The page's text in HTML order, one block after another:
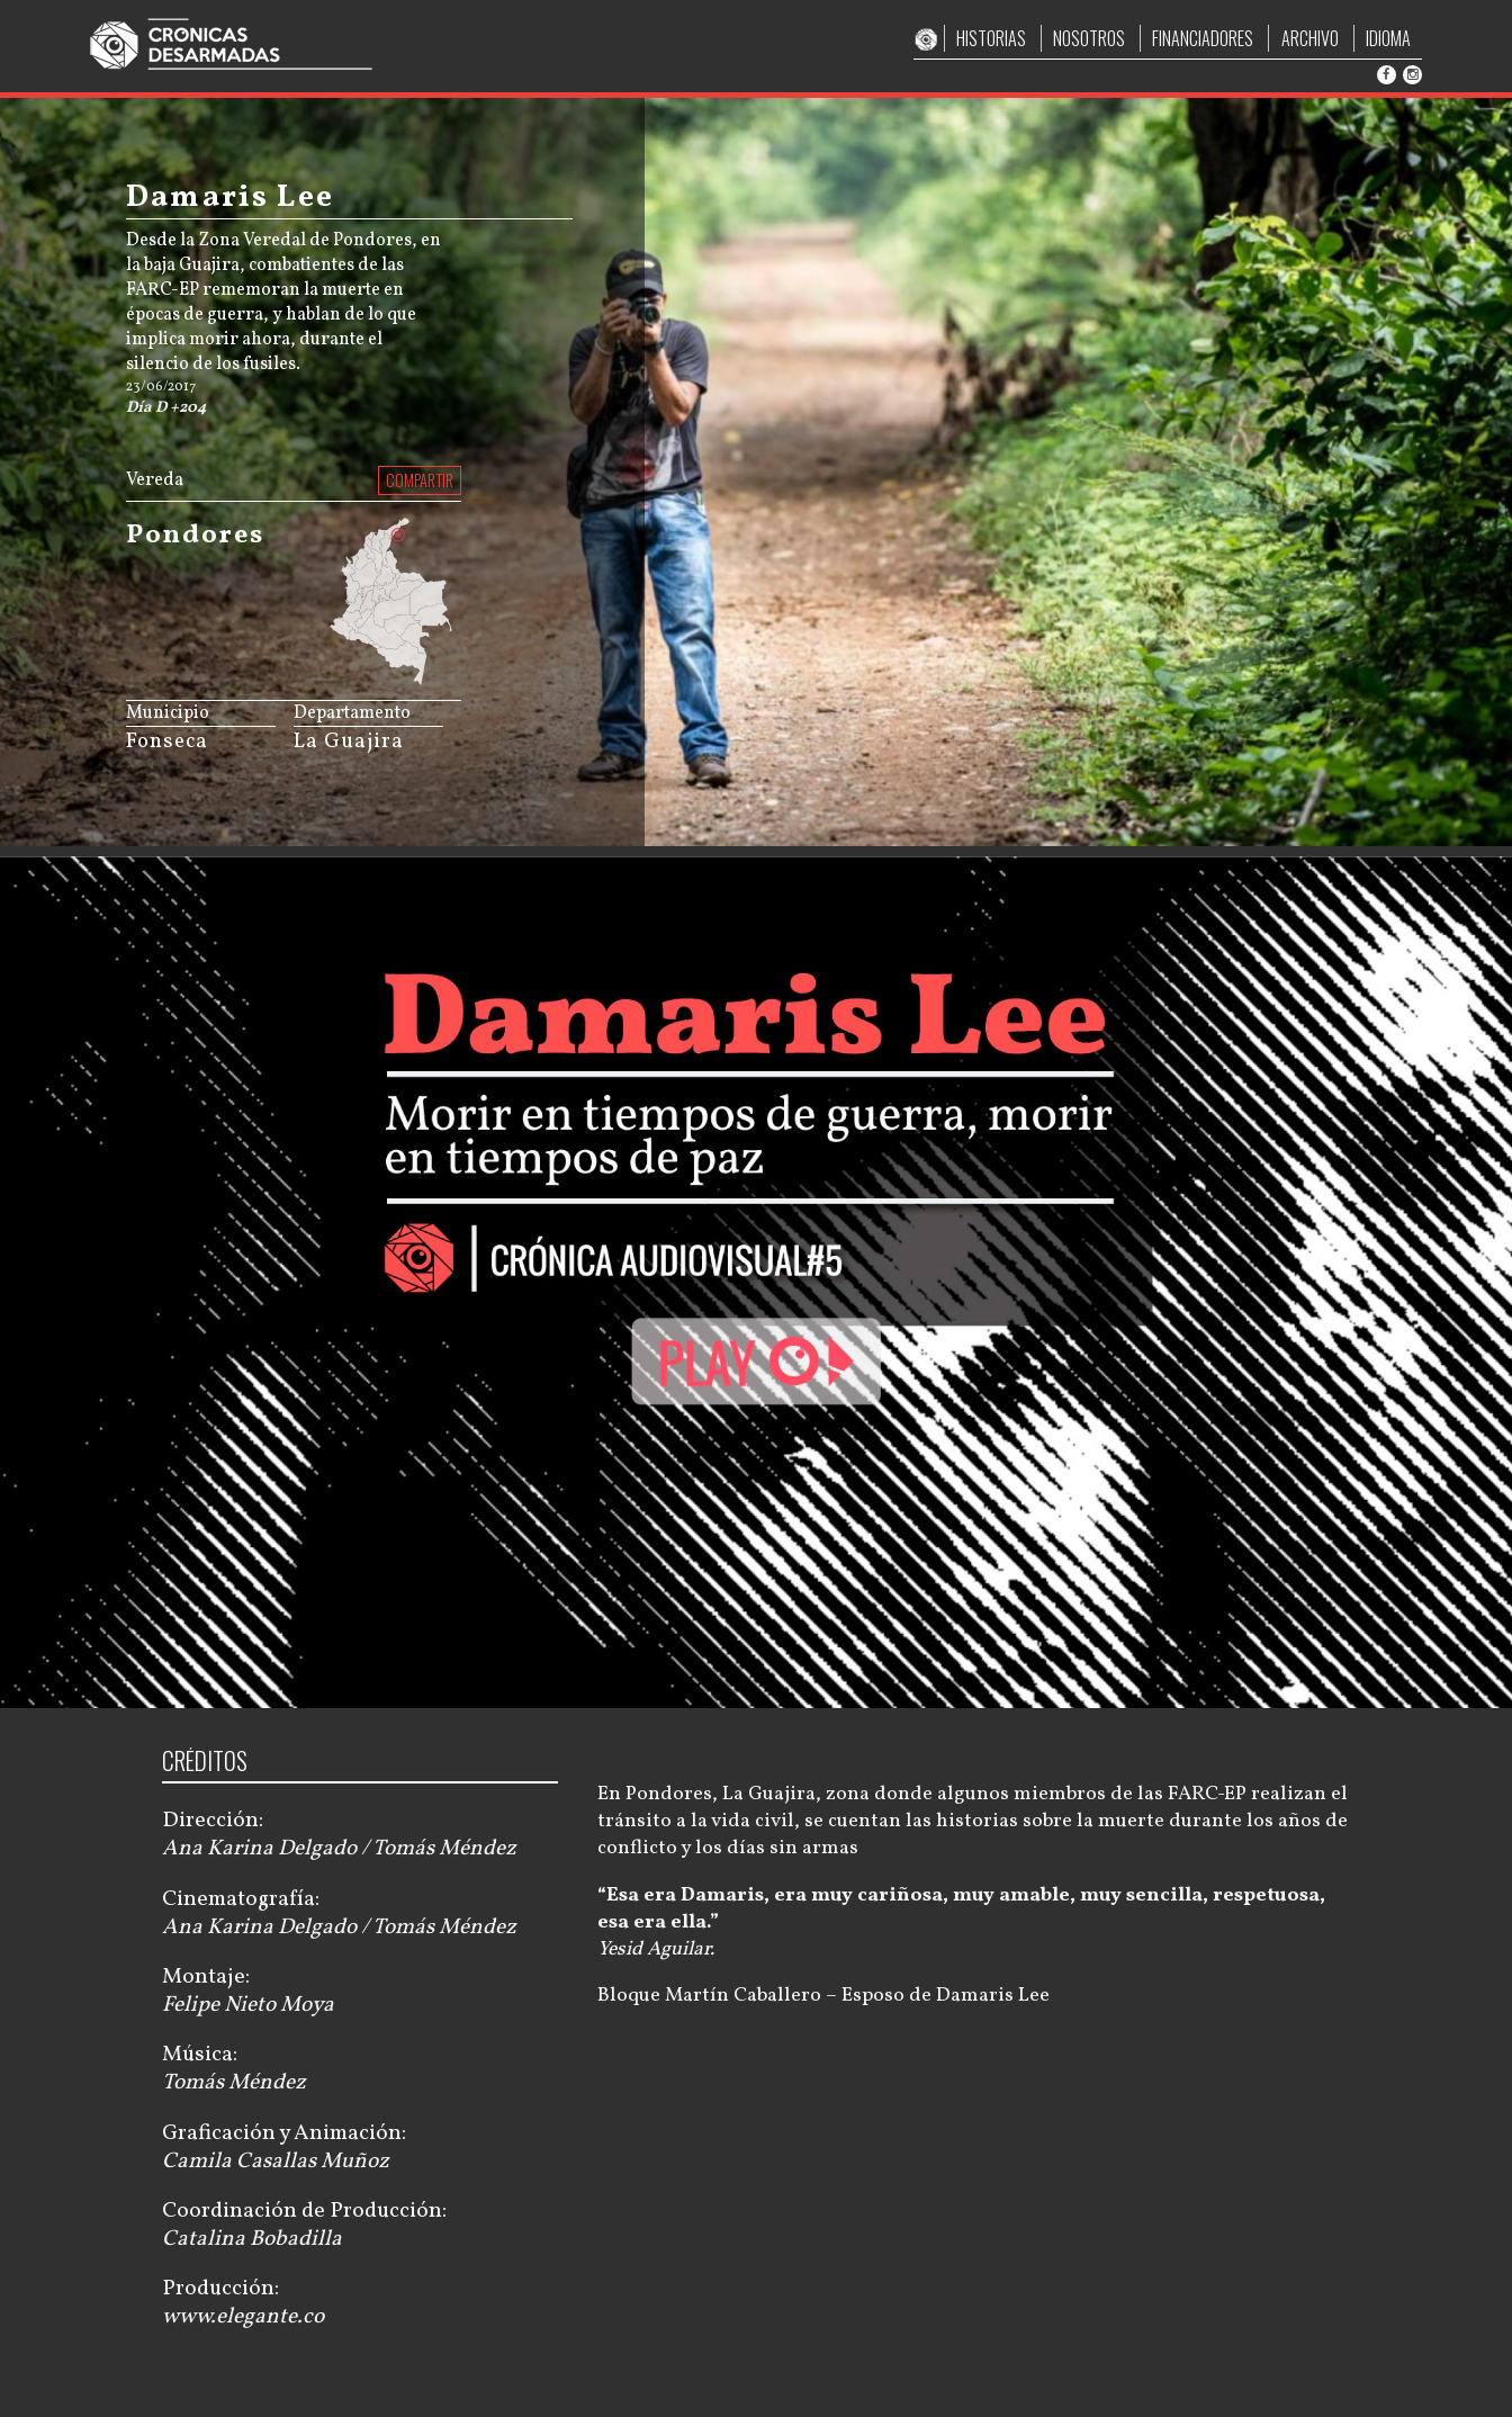
HISTORIAS NOSOTROS FINANCIADORES ARCHIVO IDIOMA
Damaris Lee
Desde la Zona Veredal de Pondores, en
la baja Guajira, combatientes de las
FARC-EP rememoran la muerte en
épocas de guerra, y hablan de lo que
implica morir ahora, durante el
silencio de los fusiles.
23/06/2017
Día D +204
Vereda COMPARTIR
Pondores
JS map by amCharts
Municipio
Fonseca
Departamento
La Guajira
CRÉDITOS
Dirección:
Ana Karina Delgado / Tomás Méndez
Cinematografía:
Ana Karina Delgado / Tomás Méndez
Montaje:
Felipe Nieto Moya
Música:
Tomás Méndez
Graficación y Animación:
Camila Casallas Muñoz
Coordinación de Producción:
Catalina Bobadilla
Producción:
www.elegante.co
En Pondores, La Guajira, zona donde algunos miembros de las FARC-EP realizan el
tránsito a la vida civil, se cuentan las historias sobre la muerte durante los años de
conflicto y los días sin armas
“Esa era Damaris, era muy cariñosa, muy amable, muy sencilla, respetuosa,
esa era ella.”
Yesid Aguilar.
Bloque Martín Caballero – Esposo de Damaris Lee